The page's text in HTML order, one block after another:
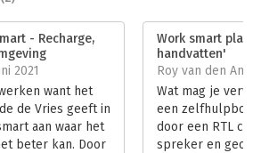
The Recharge Company
1
22-11-2022
Persoonlijke effectiviteit
- Recharge,
2021
want het
de Vries geeft in
aan waar het
beter kan. Door
Work smart play
handvatten'
Roy van den
Wat mag je
een
door een RTL
spreker en